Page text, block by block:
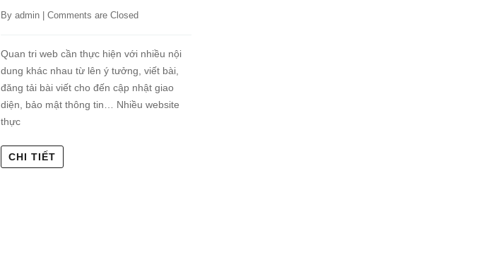
By admin | Comments are Closed
Quan tri web cần thực hiện với nhiều nội
dung khác nhau từ lên ý tưởng, viết bài,
đăng tải bài viết cho đến cập nhật giao
diện, bảo mật thông tin… Nhiều website
thực
CHI TIẾT